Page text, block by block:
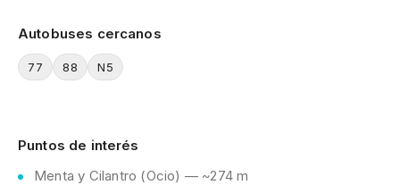
Autobuses cercanos
77 88 N5
Puntos de interés
Menta y Cilantro (Ocio) — ~274 m